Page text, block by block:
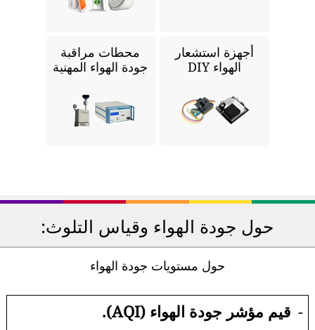
أجهزة استشعار
الهواء DIY
محطات مراقبة
جودة الهواء المهنية
حول جودة الهواء وقياس التلوث:
حول مستويات جودة الهواء
- قيم مؤشر جودة الهواء (AQI).